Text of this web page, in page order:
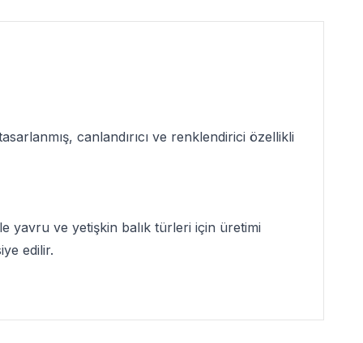
canlandırıcı ve renklendirici özellikli
yavru ve yetişkin balık türleri için üretimi
edilir.